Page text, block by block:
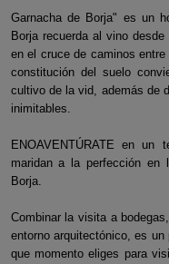
Garnacha de Borja" es un
Borja recuerda al vino
en el cruce de caminos
constitución del suelo
cultivo de la vid, además de
inimitables.
ENOAVENTÚRATE en un
maridan a la perfección
Borja.
Combinar la visita a
entorno arquitectónico, es
que momento eliges para